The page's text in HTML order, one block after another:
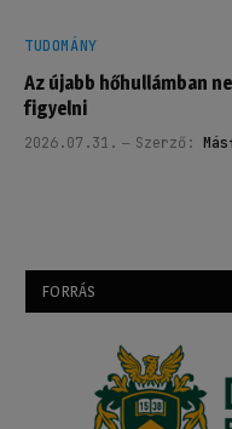
TUDOMÁNY
Az újabb hőhullámban
figyelni
2026.07.31. Szerző:
FORRÁS